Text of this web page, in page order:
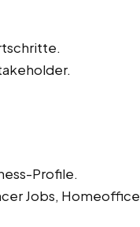
Profile.
Jobs, Homeoffice